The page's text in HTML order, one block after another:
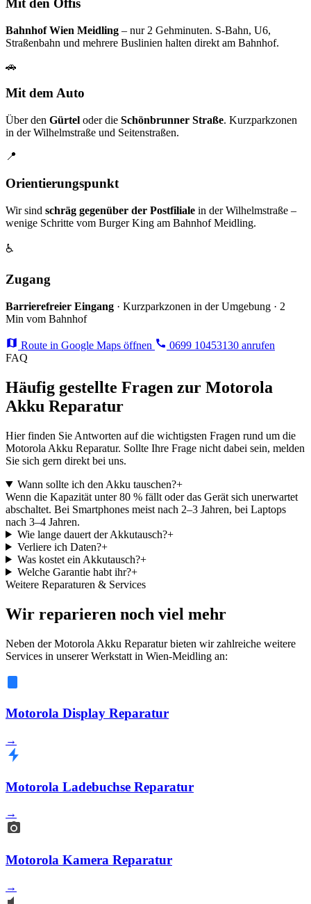
Mit den Öffis
Bahnhof Wien Meidling – nur 2 Gehminuten. S-Bahn, U6,
Straßenbahn und mehrere Buslinien halten direkt am Bahnhof.
🚗
Mit dem Auto
Über den Gürtel oder die Schönbrunner Straße. Kurzparkzonen
in der Wilhelmstraße und Seitenstraßen.
📍
Orientierungspunkt
Wir sind schräg gegenüber der Postfiliale in der Wilhelmstraße –
wenige Schritte vom Burger King am Bahnhof Meidling.
♿
Zugang
Barrierefreier Eingang · Kurzparkzonen in der Umgebung · 2
Min vom Bahnhof
Route in Google Maps öffnen
0699 10453130 anrufen
FAQ
Häufig gestellte Fragen zur Motorola
Akku Reparatur
Hier finden Sie Antworten auf die wichtigsten Fragen rund um die
Motorola Akku Reparatur. Sollte Ihre Frage nicht dabei sein, melden
Sie sich gern direkt bei uns.
Wann sollte ich den Akku tauschen?+
Wenn die Kapazität unter 80 % fällt oder das Gerät sich unerwartet
abschaltet. Bei Smartphones meist nach 2–3 Jahren, bei Laptops
nach 3–4 Jahren.
Wie lange dauert der Akkutausch?+
Verliere ich Daten?+
Was kostet ein Akkutausch?+
Welche Garantie habt ihr?+
Weitere Reparaturen & Services
Wir reparieren noch viel mehr
Neben der Motorola Akku Reparatur bieten wir zahlreiche weitere
Services in unserer Werkstatt in Wien-Meidling an:
Motorola Display Reparatur
→
Motorola Ladebuchse Reparatur
→
Motorola Kamera Reparatur
→